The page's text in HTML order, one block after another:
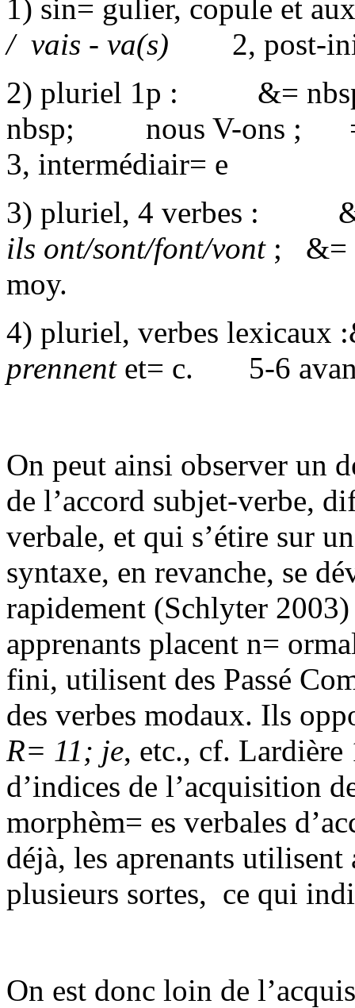
1) sin= gulier, copule et
/ vais - va(s)
2, post-
2) pluriel 1p :
&=
nbsp; nous V-ons ;
3, intermédiair= e
3) pluriel, 4 verbes :
ils ont/sont/font/vont;
moy.
4) pluriel, verbes lexicaux
prennentet= c. 5-6
On peut ainsi observer un
de l’accord subjet-verbe,
verbale, et qui s’étire sur
syntaxe, en revanche, se
rapidement (Schlyter
apprenants placent n=
fini, utilisent des Passé
des verbes modaux. Ils
R= 11; je, etc., cf.
d’indices de l’acquisition
morphèm= es verbales
déjà, les aprenants utilisent
plusieurs sortes, ce qui
On est donc loin de